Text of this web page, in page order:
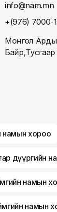
info@nam.mn
+(976) 7000-
Монгол
намын хороо
дүүргийн
намын
намын